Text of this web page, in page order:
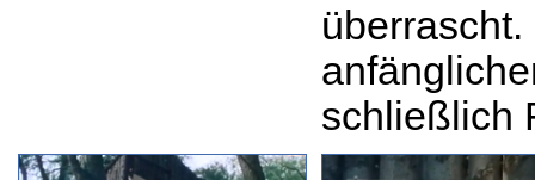
überrascht.
schließlich